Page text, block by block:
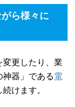
ら様々に
更したり、業
器」である電
けます。